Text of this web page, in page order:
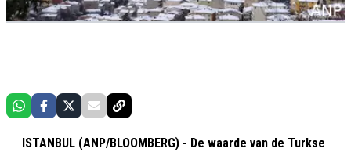
ISTANBUL (ANP/BLOOMBERG) - De waarde van de Turkse